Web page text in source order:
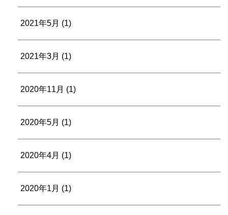
2021年5月 (1)
2021年3月 (1)
2020年11月 (1)
2020年5月 (1)
2020年4月 (1)
2020年1月 (1)